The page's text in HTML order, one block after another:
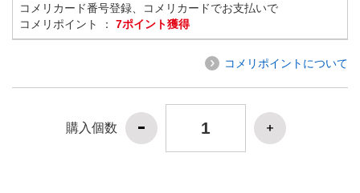
コメリカード番号登録、コメリカードでお支払いで
コメリポイント ： 7ポイント獲得
コメリポイントについて
購入個数